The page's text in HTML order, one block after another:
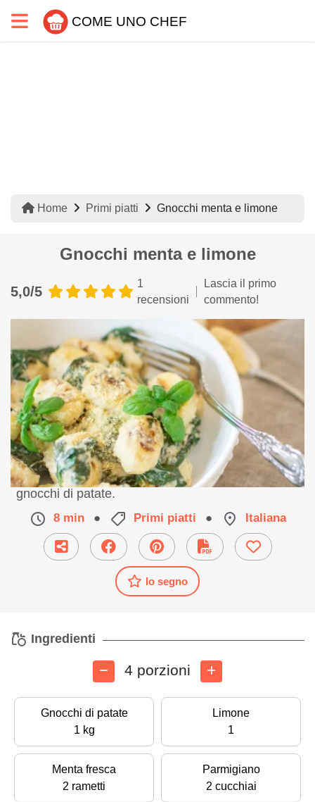
COME UNO CHEF
Home Primi piatti Gnocchi menta e limone
Gnocchi menta e limone
5,0/5
1
recensioni
Lascia il primo
commento!
Un primo piatto estivo e profumato a base di
gnocchi di patate.
8 min ● Primi piatti ● Italiana
Io segno
Ingredienti
4 porzioni
Gnocchi di patate
1 kg
Limone
1
Menta fresca
2 rametti
Parmigiano
2 cucchiai